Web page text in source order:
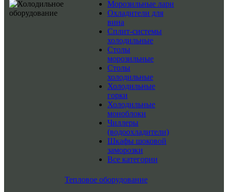
Морозильные лари
Охладители для
вина
Сплит-системы
холодильные
Столы
морозильные
Столы
холодильные
Холодильные
горки
Холодильные
моноблоки
Чиллеры
(водоохладители)
Шкафы шоковой
заморозки
Все категории
Тепловое оборудование